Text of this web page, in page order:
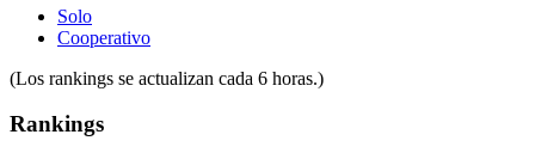
Solo
Cooperativo
(Los rankings se actualizan cada 6 horas.)
Rankings